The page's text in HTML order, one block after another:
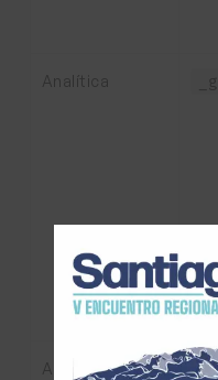
Analítica
Analítica